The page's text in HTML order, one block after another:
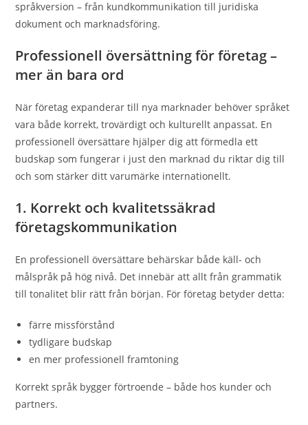
språkversion – från kundkommunikation till juridiska
dokument och marknadsföring.
Professionell översättning för företag –
mer än bara ord
När företag expanderar till nya marknader behöver språket
vara både korrekt, trovärdigt och kulturellt anpassat. En
professionell översättare hjälper dig att förmedla ett
budskap som fungerar i just den marknad du riktar dig till
och som stärker ditt varumärke internationellt.
1. Korrekt och kvalitetssäkrad
företagskommunikation
En professionell översättare behärskar både käll- och
målspråk på hög nivå. Det innebär att allt från grammatik
till tonalitet blir rätt från början. För företag betyder detta:
färre missförstånd
tydligare budskap
en mer professionell framtoning
Korrekt språk bygger förtroende – både hos kunder och
partners.